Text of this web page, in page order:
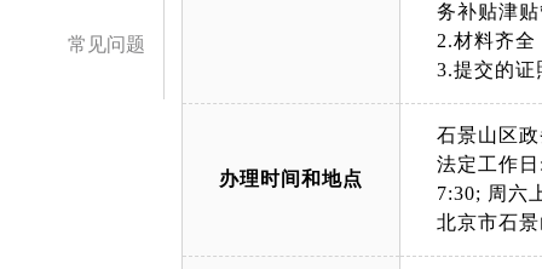
常见问题
务补贴津
2.材料齐
3.提交的证
办理时间和地点
石景山区
法定工作
7:30; 周六
北京市石